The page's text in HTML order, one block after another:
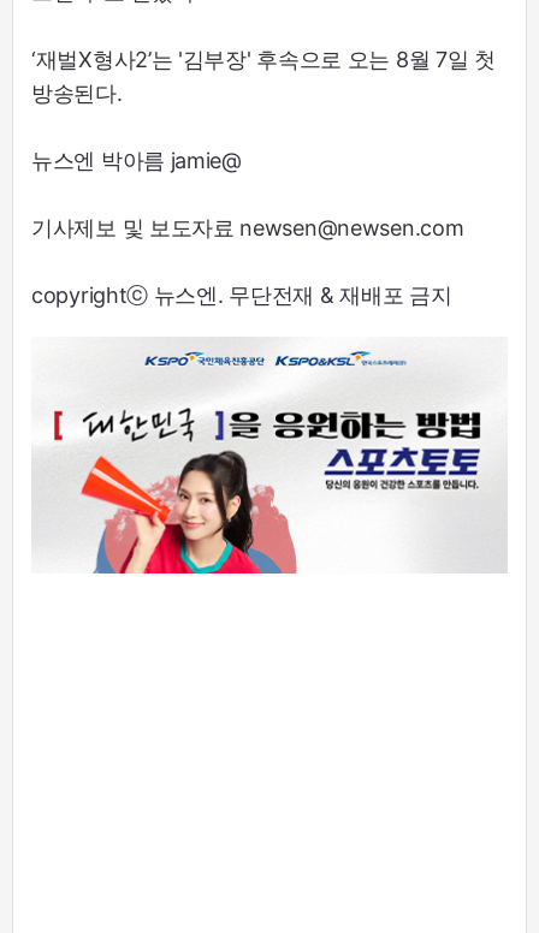
‘재벌X형사2’는 '김부장' 후속으로 오는 8월 7일 첫
방송된다.
뉴스엔 박아름 jamie@
기사제보 및 보도자료 newsen@newsen.com
copyrightⓒ 뉴스엔. 무단전재 & 재배포 금지